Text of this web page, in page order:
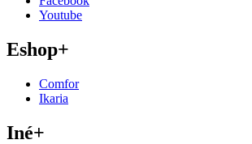
Youtube
Eshop+
Comfor
Ikaria
Iné+